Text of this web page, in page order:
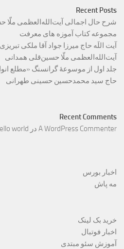
Recent Posts
شرح حال اجمالی آیت‌الله‌العظمی ملّا
مجموعه کتاب آموزه های معرفت
آیت اللَه حاج میرزا جواد آقا ملکی تبریزی
آیت‌الله‌العظمی ملّا حسین‌قلی همدانی
جلد اول از موسوعۀ گرانسنگ «مطلع
حاج سید محمدحسین حسینی طهرانی
Recent Comments
A WordPress Commenter در world!
اخبار بورس
مه پاش
خرید بک لینک
اخبار فوتبال
آموزش سئو مبتدی